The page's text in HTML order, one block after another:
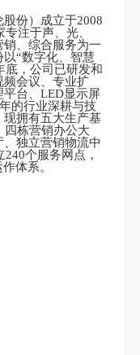
份）成立于2008
注于声、光、
、综合服务为一
“数字化、智慧
底，公司已研发和
频会议、专业扩
台、LED显示屏
的行业深耕与技
拥有五大生产基
四栋营销办公大
独立营销物流中
个服务网点，
体系。